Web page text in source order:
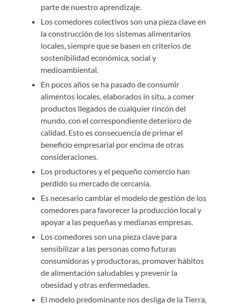
parte de nuestro aprendizaje.
Los comedores colectivos son una pieza clave en
la construcción de los sistemas alimentarios
locales, siempre que se basen en criterios de
sostenibilidad económica, social y
medioambiental.
En pocos años se ha pasado de consumir
alimentos locales, elaborados in situ, a comer
productos llegados de cualquier rincón del
mundo, con el correspondiente deterioro de
calidad. Esto es consecuencia de primar el
beneficio empresarial por encima de otras
consideraciones.
Los productores y el pequeño comercio han
perdido su mercado de cercanía.
Es necesario cambiar el modelo de gestión de los
comedores para favorecer la producción local y
apoyar a las pequeñas y medianas empresas.
Los comedores son una pieza clave para
sensibilizar a las personas como futuras
consumidoras y productoras, promover hábitos
de alimentación saludables y prevenir la
obesidad y otras enfermedades.
El modelo predominante nos desliga de la Tierra,